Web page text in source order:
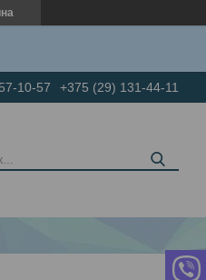
10-57 +375 (29) 131-44-11